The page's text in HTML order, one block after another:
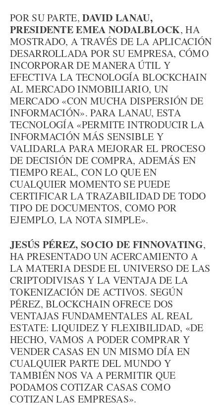
POR SU PARTE,DAVID LANAU,
PRESIDENTE EMEA NODALBLOCK, HA
MOSTRADO, A TRAVÉS DE LA APLICACIÓN
DESARROLLADA POR SU EMPRESA, CÓMO
INCORPORAR DE MANERA ÚTIL Y
EFECTIVA LA TECNOLOGÍA BLOCKCHAIN
AL MERCADO INMOBILIARIO, UN
MERCADO «CON MUCHA DISPERSIÓN DE
INFORMACIÓN». PARA LANAU, ESTA
TECNOLOGÍA «PERMITE INTRODUCIR LA
INFORMACIÓN MÁS SENSIBLE Y
VALIDARLA PARA MEJORAR EL PROCESO
DE DECISIÓN DE COMPRA, ADEMÁS EN
TIEMPO REAL, CON LO QUE EN
CUALQUIER MOMENTO SE PUEDE
CERTIFICAR LA TRAZABILIDAD DE TODO
TIPO DE DOCUMENTOS, COMO POR
EJEMPLO, LA NOTA SIMPLE».
JESÚS PÉREZ, SOCIO DE FINNOVATING,
HA PRESENTADO UN ACERCAMIENTO A
LA MATERIA DESDE EL UNIVERSO DE LAS
CRIPTODIVISAS Y LA VENTAJA DE LA
TOKENIZACIÓN DE ACTIVOS. SEGÚN
PÉREZ, BLOCKCHAIN OFRECE DOS
VENTAJAS FUNDAMENTALES AL REAL
ESTATE: LIQUIDEZ Y FLEXIBILIDAD, «DE
HECHO, VAMOS A PODER COMPRAR Y
VENDER CASAS EN UN MISMO DÍA EN
CUALQUIER PARTE DEL MUNDO Y
TAMBIÉN NOS VA A PERMITIR QUE
PODAMOS COTIZAR CASAS COMO
COTIZAN LAS EMPRESAS».